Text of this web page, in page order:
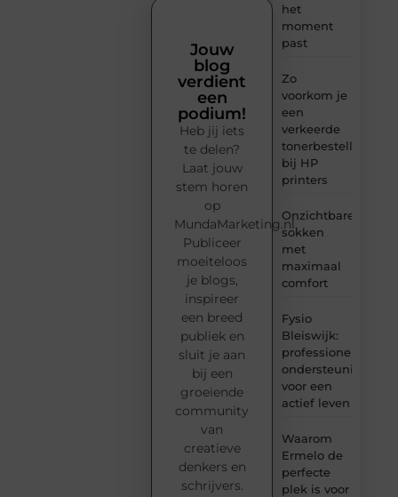
het
moment
past
Zo
voorkom je
een
verkeerde
tonerbestelling
bij HP
printers
Onzichtbare
sokken
met
maximaal
comfort
Fysio
Bleiswijk:
professionele
ondersteuning
voor een
actief leven
Waarom
Ermelo de
perfecte
plek is voor
Jouw
blog
verdient
een
podium!
Heb jij iets
te delen?
Laat jouw
stem horen
op
MundaMarketing.nl.
Publiceer
moeiteloos
je blogs,
inspireer
een breed
publiek en
sluit je aan
bij een
groeiende
community
van
creatieve
denkers en
schrijvers.